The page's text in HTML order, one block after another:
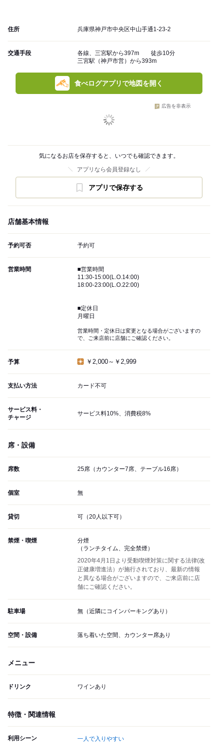
住所 兵庫県神戸市中央区中山手通1-23-2
交通手段
各線、三宮駅から397m 徒歩10分
三宮駅（神戸市営）から393m
食べログアプリで地図を開く
広告を非表示
気になるお店を保存すると、いつでも確認できます。
アプリなら会員登録なし
アプリで保存する
店舗基本情報
予約可否 予約可
営業時間
■営業時間
11:30-15:00(L.O.14:00)
18:00-23:00(L.O.22:00)
■定休日
月曜日
営業時間・定休日は変更となる場合がございますの
で、ご来店前に店舗にご確認ください。
予算 ￥2,000～￥2,999
支払い方法 カード不可
サービス料・
チャージ
サービス料10%、消費税8%
席・設備
席数 25席（カウンター7席、テーブル16席）
個室 無
貸切 可（20人以下可）
禁煙・喫煙
分煙
（ランチタイム、完全禁煙）
2020年4月1日より受動喫煙対策に関する法律(改
正健康増進法）が施行されており、最新の情報
と異なる場合がございますので、ご来店前に店
舗にご確認ください。
駐車場 無（近隣にコインパーキングあり）
空間・設備 落ち着いた空間、カウンター席あり
メニュー
ドリンク ワインあり
特徴・関連情報
利用シーン 一人で入りやすい